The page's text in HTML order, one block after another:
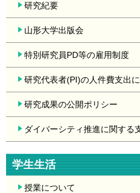
研究紀要
山形大学出版会
特別研究員PD等の雇用制度
研究代表者(PI)の人件費支出
研究成果の公開ポリシー
ダイバーシティ推進に関する
学生生活
授業について